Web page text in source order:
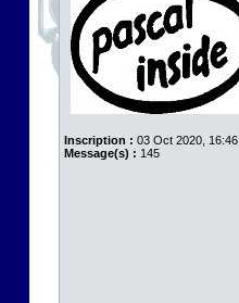
Inscription : 03 Oct 2020, 16:46
Message(s) : 145